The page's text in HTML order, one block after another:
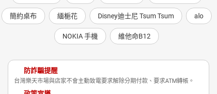
簡約桌布 緬梔花 Disney迪士尼 Tsum Tsum alo
NOKIA 手機 維他命B12
防詐騙提醒
台灣樂天市場與店家不會主動致電要求解除分期付款、要求ATM轉帳。